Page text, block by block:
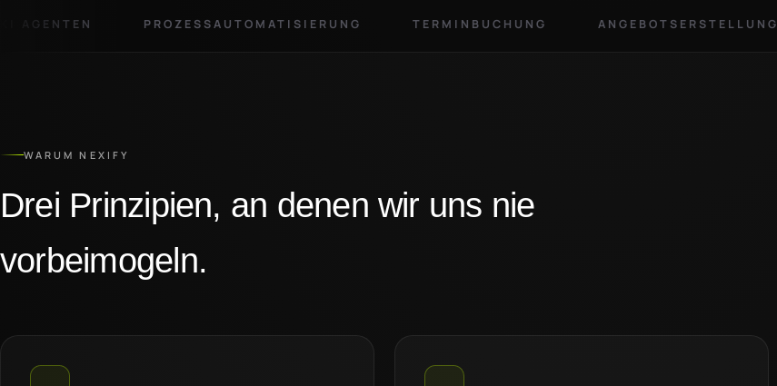
KI AGENTEN PROZESSAUTOMATISIERUNG TERMINBUCHUNG ANGEBOTSERSTELLUNG
WARUM NEXIFY
Drei Prinzipien, an denen wir uns nie
vorbeimogeln.